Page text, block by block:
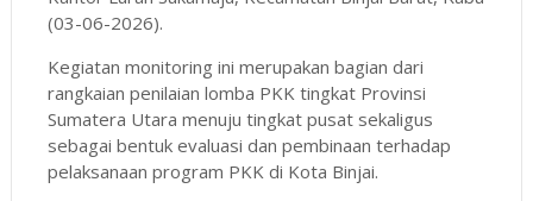
(03-06-2026).
Kegiatan monitoring ini merupakan bagian dari
rangkaian penilaian lomba PKK tingkat Provinsi
Sumatera Utara menuju tingkat pusat sekaligus
sebagai bentuk evaluasi dan pembinaan terhadap
pelaksanaan program PKK di Kota Binjai.